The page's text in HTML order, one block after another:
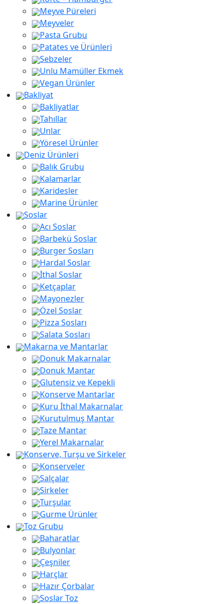
Meyve Püreleri
Meyveler
Pasta Grubu
Patates ve Ürünleri
Sebzeler
Unlu Mamüller Ekmek
Vegan Ürünler
Bakliyat
Bakliyatlar
Tahıllar
Unlar
Yöresel Ürünler
Deniz Ürünleri
Balık Grubu
Kalamarlar
Karidesler
Marine Ürünler
Soslar
Acı Soslar
Barbekü Soslar
Burger Sosları
Hardal Soslar
İthal Soslar
Ketçaplar
Mayonezler
Özel Soslar
Pizza Sosları
Salata Sosları
Makarna ve Mantarlar
Donuk Makarnalar
Donuk Mantar
Glutensiz ve Kepekli
Konserve Mantarlar
Kuru İthal Makarnalar
Kurutulmuş Mantar
Taze Mantar
Yerel Makarnalar
Konserve, Turşu ve Sirkeler
Konserveler
Salçalar
Sirkeler
Turşular
Gurme Ürünler
Toz Grubu
Baharatlar
Bulyonlar
Çeşniler
Harçlar
Hazır Çorbalar
Soslar Toz